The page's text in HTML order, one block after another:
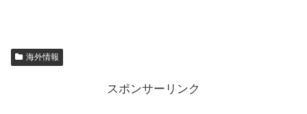
海外情報
スポンサーリンク